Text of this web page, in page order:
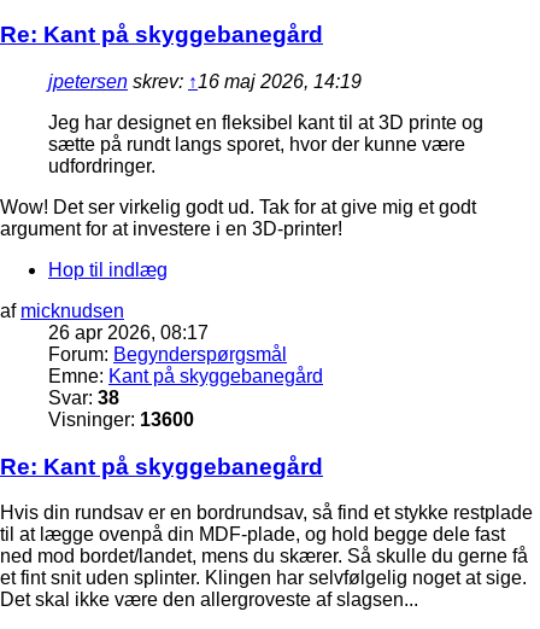
Re: Kant på skyggebanegård
jpetersen skrev: ↑16 maj 2026, 14:19
Jeg har designet en fleksibel kant til at 3D printe og
sætte på rundt langs sporet, hvor der kunne være
udfordringer.
Wow! Det ser virkelig godt ud. Tak for at give mig et godt
argument for at investere i en 3D-printer!
Hop til indlæg
af micknudsen
26 apr 2026, 08:17
Forum: Begynderspørgsmål
Emne: Kant på skyggebanegård
Svar: 38
Visninger: 13600
Re: Kant på skyggebanegård
Hvis din rundsav er en bordrundsav, så find et stykke restplade
til at lægge ovenpå din MDF-plade, og hold begge dele fast
ned mod bordet/landet, mens du skærer. Så skulle du gerne få
et fint snit uden splinter. Klingen har selvfølgelig noget at sige.
Det skal ikke være den allergroveste af slagsen...